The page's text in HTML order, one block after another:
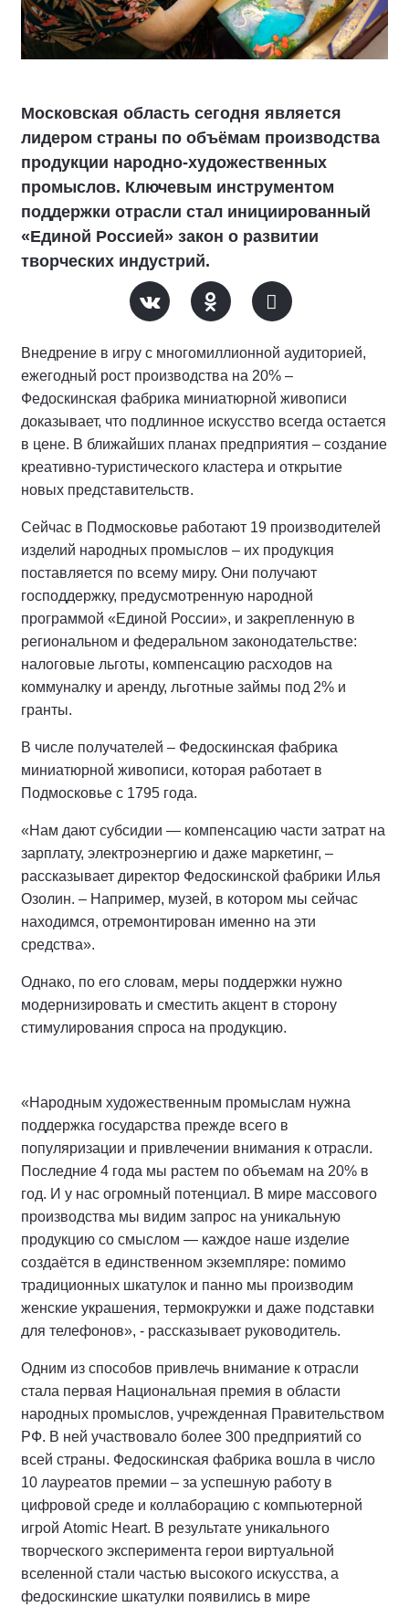
Московская область сегодня является
лидером страны по объёмам производства
продукции народно-художественных
промыслов. Ключевым инструментом
поддержки отрасли стал инициированный
«Единой Россией» закон о развитии
творческих индустрий.
Внедрение в игру с многомиллионной аудиторией,
ежегодный рост производства на 20% –
Федоскинская фабрика миниатюрной живописи
доказывает, что подлинное искусство всегда остается
в цене. В ближайших планах предприятия – создание
креативно-туристического кластера и открытие
новых представительств.
Сейчас в Подмосковье работают 19 производителей
изделий народных промыслов – их продукция
поставляется по всему миру. Они получают
господдержку, предусмотренную народной
программой «Единой России», и закрепленную в
региональном и федеральном законодательстве:
налоговые льготы, компенсацию расходов на
коммуналку и аренду, льготные займы под 2% и
гранты.
В числе получателей – Федоскинская фабрика
миниатюрной живописи, которая работает в
Подмосковье с 1795 года.
«Нам дают субсидии — компенсацию части затрат на
зарплату, электроэнергию и даже маркетинг, –
рассказывает директор Федоскинской фабрики Илья
Озолин. – Например, музей, в котором мы сейчас
находимся, отремонтирован именно на эти
средства».
Однако, по его словам, меры поддержки нужно
модернизировать и сместить акцент в сторону
стимулирования спроса на продукцию.
«Народным художественным промыслам нужна
поддержка государства прежде всего в
популяризации и привлечении внимания к отрасли.
Последние 4 года мы растем по объемам на 20% в
год. И у нас огромный потенциал. В мире массового
производства мы видим запрос на уникальную
продукцию со смыслом — каждое наше изделие
создаётся в единственном экземпляре: помимо
традиционных шкатулок и панно мы производим
женские украшения, термокружки и даже подставки
для телефонов», - рассказывает руководитель.
Одним из способов привлечь внимание к отрасли
стала первая Национальная премия в области
народных промыслов, учрежденная Правительством
РФ. В ней участвовало более 300 предприятий со
всей страны. Федоскинская фабрика вошла в число
10 лауреатов премии – за успешную работу в
цифровой среде и коллаборацию с компьютерной
игрой Atomic Heart. В результате уникального
творческого эксперимента герои виртуальной
вселенной стали частью высокого искусства, а
федоскинские шкатулки появились в мире